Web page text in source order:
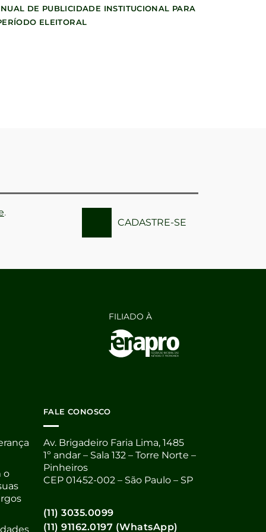
DE PUBLICIDADE INSTITUCIONAL PARA
ELEITORAL
.
CADASTRE-SE
FILIADO À
o
FALE CONOSCO
Av. Brigadeiro Faria Lima, 1485
1º andar – Sala 132 – Torre Norte –
Pinheiros
CEP 01452-002 – São Paulo – SP
(11) 3035.0099
(11) 91162.0197 (WhatsApp)